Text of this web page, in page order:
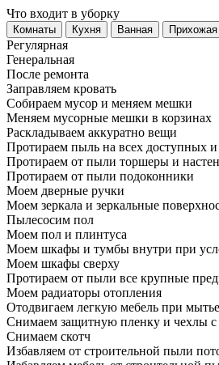
Что входит в уборку
Регу­лярная
Гене­ральная
После ремонта
Заправляем кровать
Собираем мусор и меняем мешки
Меняем мусорные мешки в корзинах
Раскладываем аккуратно вещи
Протираем пыль на всех доступных
Протираем от пыли торшеры и
Протираем от пыли подоконники
Моем дверные ручки
Моем зеркала и зеркальные
Пылесосим пол
Моем пол и плинтуса
Моем шкафы и тумбы внутри при
Моем шкафы сверху
Протираем от пыли все крупные
Моем радиаторы отопления
Отодвигаем легкую мебель при
Снимаем защитную пленку и чехлы с
Снимаем скотч
Избавляем от строительной пыли